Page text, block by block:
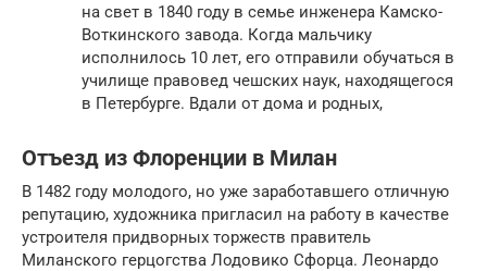
на свет в 1840 году в семье инженера Камско-
Воткинского завода. Когда мальчику
исполнилось 10 лет, его отправили обучаться в
училище правовед чешских наук, находящегося
в Петербурге. Вдали от дома и родных,
Отъезд из Флоренции в Милан
В 1482 году молодого, но уже заработавшего отличную
репутацию, художника пригласил на работу в качестве
устроителя придворных торжеств правитель
Миланского герцогства Лодовико Сфорца. Леонардо